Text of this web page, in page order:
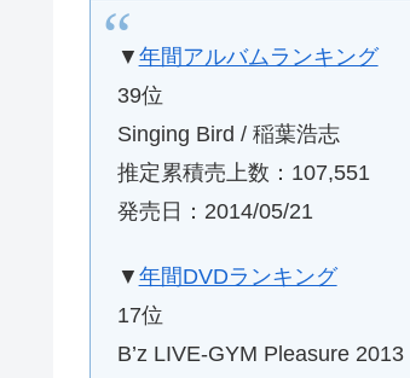
▼ 年間アルバムランキング
39位
Singing Bird / 稲葉浩志
推定累積売上数：107,551
発売日：2014/05/21
▼ 年間DVDランキング
17位
B’z LIVE-GYM Pleasure